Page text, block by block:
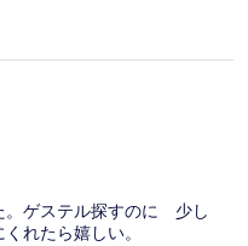
ゲステル探すのに 少し
れたら嬉しい。